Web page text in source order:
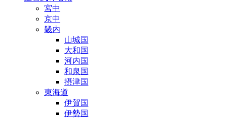
宮中
京中
畿内
山城国
大和国
河内国
和泉国
摂津国
東海道
伊賀国
伊勢国